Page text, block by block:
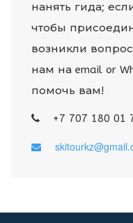
нанять гида;
чтобы
возникли
нам на email or
помочь вам!
+7 707 180 01